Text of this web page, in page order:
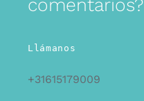
Llámanos
+31615179009